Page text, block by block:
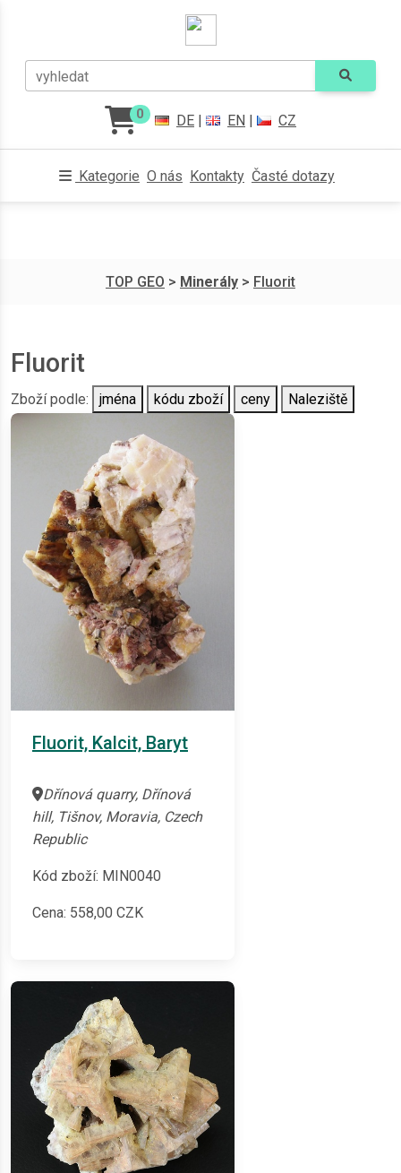
vyhledat
0 DE | EN | CZ
Kategorie O nás Kontakty Časté dotazy
TOP GEO > Minerály > Fluorit
Fluorit
Zboží podle: jména kódu zboží ceny Naleziště
Fluorit, Kalcit, Baryt
Dřínová quarry, Dřínová
hill, Tišnov, Moravia, Czech
Republic
Kód zboží: MIN0040
Cena: 558,00 CZK